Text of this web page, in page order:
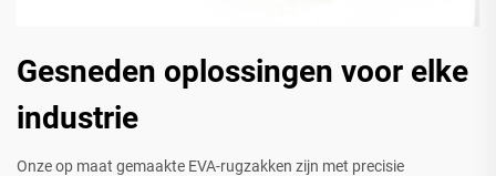
Gesneden oplossingen voor elke
industrie
Onze op maat gemaakte EVA-rugzakken zijn met precisie